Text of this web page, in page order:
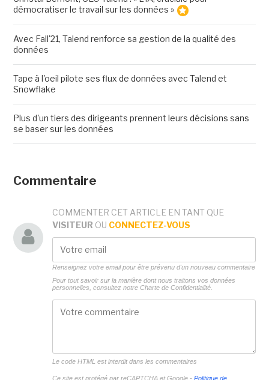
démocratiser le travail sur les données »
Avec Fall'21, Talend renforce sa gestion de la qualité des
données
Tape à l'oeil pilote ses flux de données avec Talend et
Snowflake
Plus d'un tiers des dirigeants prennent leurs décisions sans
se baser sur les données
Commentaire
COMMENTER CET ARTICLE EN TANT QUE
VISITEUR OU CONNECTEZ-VOUS
Renseignez votre email pour être prévenu d'un nouveau commentaire
Pour tout savoir sur la manière dont nous traitons vos données
personnelles, consultez notre Charte de Confidentialité.
Le code HTML est interdit dans les commentaires
Ce site est protégé par reCAPTCHA et Google - Politique de